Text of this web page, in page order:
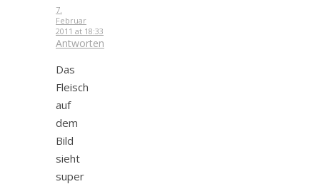
7.
Februar
2011 at 18:33
Antworten
Das
Fleisch
auf
dem
Bild
sieht
super